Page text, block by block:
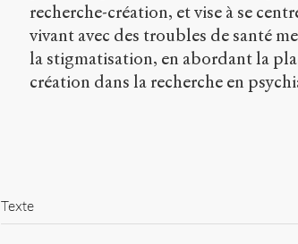
recherche-création, et vise à se
vivant avec des troubles de santé
la stigmatisation, en abordant la
création dans la recherche en
Texte